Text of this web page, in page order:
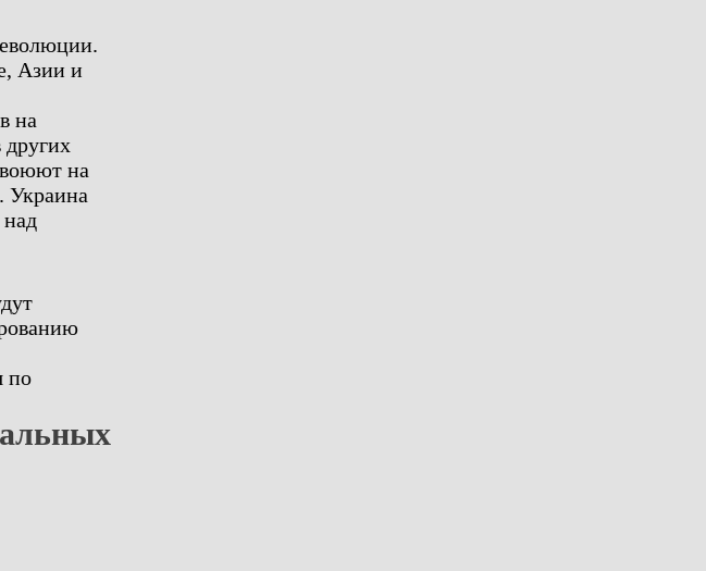
Азии и
на
других
на
Украина
по